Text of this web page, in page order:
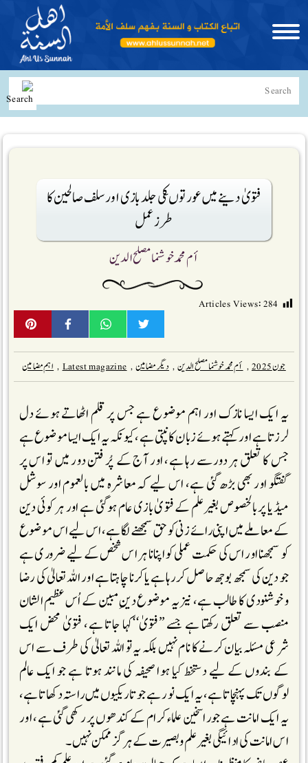
فتویٰ دینے میں عورتوںکی جلد بازی اور سلف صالحین کا
طرز عمل
أم محمد خوشنما مصلح الدین
جون 2025 , أم محمد خوشنما مصلح الدین , دیگر مضامین ,
Latest magazine
, اہم مضامین
یہ ایک ایسا نازک اور اہم موضوع ہے جس پر قلم اٹھاتے ہوئے دل
لرزتا ہے اور کہتے ہوئے زبان کانپتی ہے، کیونکہ یہ ایک ایسا موضوع ہے
جس کا تعلق ہر دورسے رہا ہے، اور آج کے پُر فتن دور میں تو اس پر
گفتگو اور بھی بڑھ گئی ہے، اس لیے کہ معاشرہ میں بالعموم اور سوشل
میڈیا پر بالخصوص بغیر علم کے فتویٰ بازی عام ہوگئی ہے اور ہر کوئی دین
کے معاملے میں اپنی رائے زنی کو حق سمجھنے لگا ہے، اس لیے اس موضوع
کو سمجھنا اور اس کی حکمت عملی کو اپنانا ہر اس شخص کے لیے ضروری ہے
جو دین کی سمجھ بوجھ حاصل کررہا ہے یا کرنا چاہتا ہے اور اللہ تعالیٰ کی رضا
و خوشنودی کا طالب ہے، نیز یہ موضوع دینِ مبین کے اُس عظیم الشان
منصب سے تعلق رکھتا ہے جسے ’’فتویٰ‘‘کہا جاتا ہے، فتویٰ محض ایک
شرعی مسئلہ بیان کرنے کا نام نہیں بلکہ یہ تو اللہ تعالیٰ کی طرف سے اس
کے بندوں کے لیے دستخط کیا ہوا صحیفہ کی مانند ہوتا ہے جو ایک عالم
لوگوں تک پہنچاتا ہے، یہ ایک نور ہے جو تاریکیوں میں راستہ دکھاتا ہے،
یہ ایک امانت ہے جو راسخین علماء کرام کے کندھوں پر رکھی گئی ہے، اور
اس امانت کی ادائیگی بغیر علم و بصیرت کے ہرگز ممکن نہیں۔
Articles Views:284